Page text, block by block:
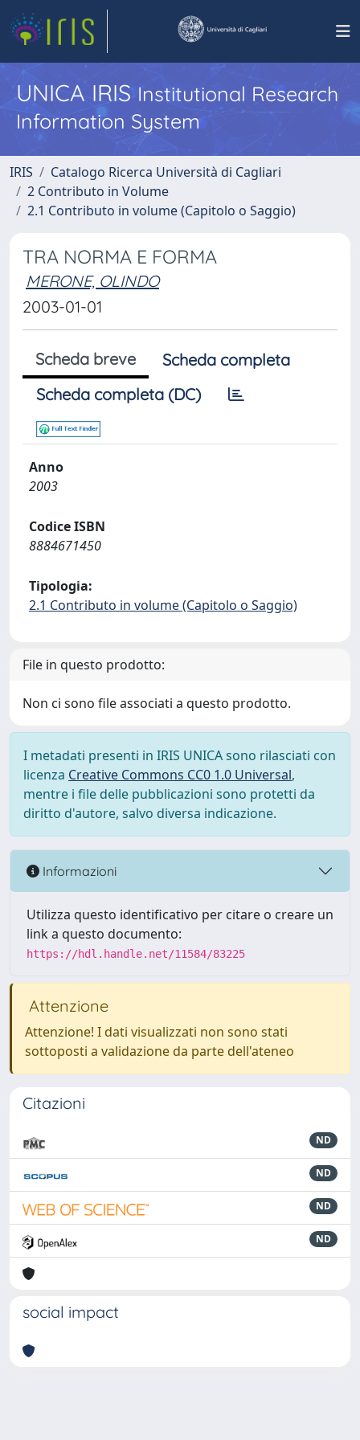
UNICA IRISInstitutional Research
Information System
IRIS
Catalogo Ricerca Università di Cagliari
2 Contributo in Volume
2.1 Contributo in volume (Capitolo o Saggio)
TRA NORMA E FORMA
MERONE, OLINDO
2003-01-01
Scheda breve
Scheda completa
Scheda completa (DC)
Anno
2003
Codice ISBN
8884671450
Tipologia:
2.1 Contributo in volume (Capitolo o Saggio)
File in questo prodotto:
Non ci sono file associati a questo prodotto.
I metadati presenti in IRIS UNICA sono rilasciati con
licenza Creative Commons CC0 1.0 Universal,
mentre i file delle pubblicazioni sono protetti da
diritto d'autore, salvo diversa indicazione.
Informazioni
Utilizza questo identificativo per citare o creare un
link a questo documento:
https://hdl.handle.net/11584/83225
Attenzione
Attenzione! I dati visualizzati non sono stati
sottoposti a validazione da parte dell'ateneo
Citazioni
ND
ND
ND
ND
social impact